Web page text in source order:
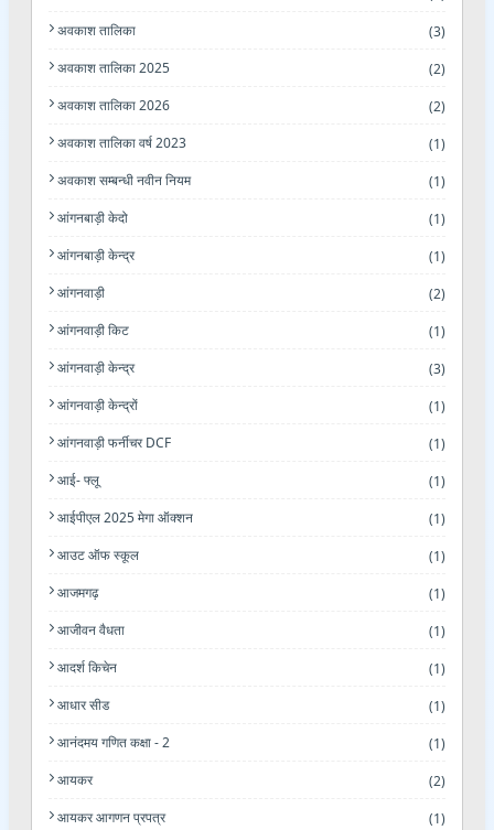
अवकाश तालिका
(3)
अवकाश तालिका 2025
(2)
अवकाश तालिका 2026
(2)
अवकाश तालिका वर्ष 2023
(1)
अवकाश सम्बन्धी नवीन नियम
(1)
आंगनबाड़ी केदो
(1)
आंगनबाड़ी केन्द्र
(1)
आंगनवाड़ी
(2)
आंगनवाड़ी किट
(1)
आंगनवाड़ी केन्द्र
(3)
आंगनवाड़ी केन्द्रों
(1)
आंगनवाड़ी फर्नीचर DCF
(1)
आई- फ्लू
(1)
आईपीएल 2025 मेगा ऑक्शन
(1)
आउट ऑफ स्कूल
(1)
आजमगढ़
(1)
आजीवन वैधता
(1)
आदर्श किचेन
(1)
आधार सीड
(1)
आनंदमय गणित कक्षा - 2
(1)
आयकर
(2)
आयकर आगणन प्रपत्र
(1)